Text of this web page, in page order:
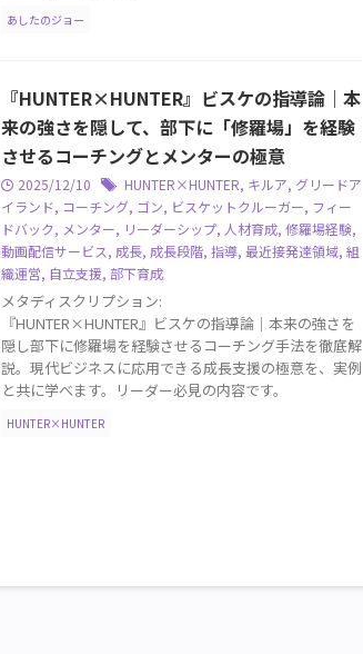
あしたのジョー
『HUNTER×HUNTER』ビスケの指導論｜本
来の強さを隠して、部下に「修羅場」を経験
させるコーチングとメンターの極意
2025/12/10 HUNTER×HUNTER, キルア, グリードア
イランド, コーチング, ゴン, ビスケットクルーガー, フィー
ドバック, メンター, リーダーシップ, 人材育成, 修羅場経験,
動画配信サービス, 成長, 成長段階, 指導, 最近接発達領域, 組
織運営, 自立支援, 部下育成
メタディスクリプション:
『HUNTER×HUNTER』ビスケの指導論｜本来の強さを
隠し部下に修羅場を経験させるコーチング手法を徹底解
説。現代ビジネスに応用できる成長支援の極意を、実例
と共に学べます。リーダー必見の内容です。
HUNTER×HUNTER